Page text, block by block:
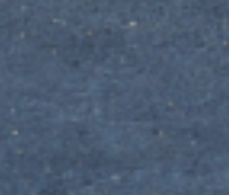
geeignet.
Metall auch
und nicht
den